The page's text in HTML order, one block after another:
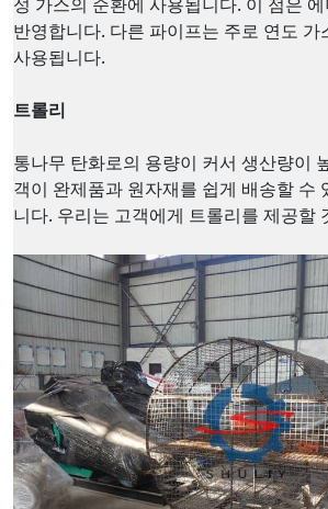
반영합니다. 다른 파이프는 주로 연도 가
사용됩니다.
트롤리
통나무 탄화로의 용량이 커서 생산량이
객이 완제품과 원자재를 쉽게 배송할 수
니다. 우리는 고객에게 트롤리를 제공할